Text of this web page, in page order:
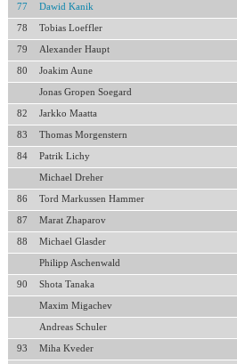
77 Dawid Kanik
78 Tobias Loeffler
79 Alexander Haupt
80 Joakim Aune
Jonas Gropen Soegard
82 Jarkko Maatta
83 Thomas Morgenstern
84 Patrik Lichy
Michael Dreher
86 Tord Markussen Hammer
87 Marat Zhaparov
88 Michael Glasder
Philipp Aschenwald
90 Shota Tanaka
Maxim Migachev
Andreas Schuler
93 Miha Kveder